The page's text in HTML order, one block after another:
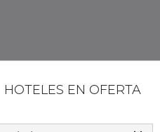
HOTELES EN OFERTA